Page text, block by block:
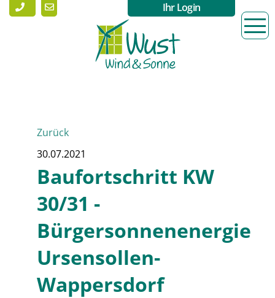
Ihr Login
Zurück
30.07.2021
Baufortschritt KW
30/31 -
Bürgersonnenenergie
Ursensollen-
Wappersdorf